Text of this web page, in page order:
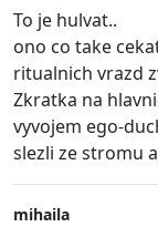
To je hulvat..
ono co take
ritualnich vrazd
Zkratka na
vyvojem ego-
slezli ze stromu
mihaila